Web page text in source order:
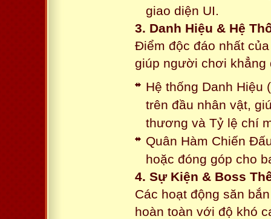
giao diện UI.
3. Danh Hiệu & Hệ
Điểm độc đáo nhất
giúp người chơi khẳng
Hệ thống Danh Hiệu
trên đầu nhân vật,
thương và Tỷ lệ chí
Quân Hàm Chiến
hoặc đóng góp cho
4. Sự Kiện & Boss
Các hoạt động săn
hoàn toàn với độ khó